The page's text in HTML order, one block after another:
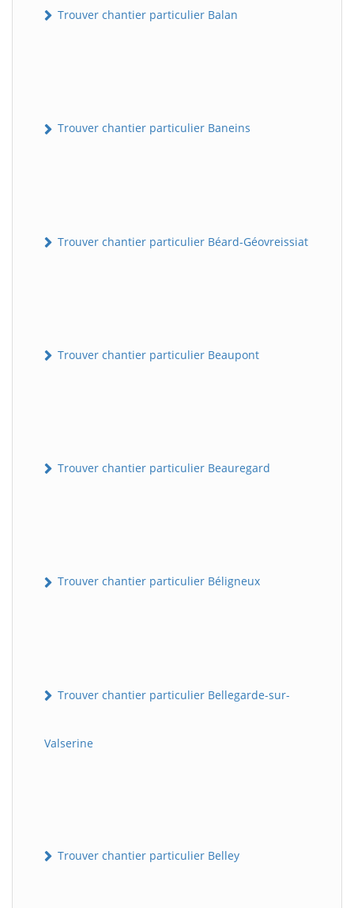
Trouver chantier particulier Balan
Trouver chantier particulier Baneins
Trouver chantier particulier Béard-Géovreissiat
Trouver chantier particulier Beaupont
Trouver chantier particulier Beauregard
Trouver chantier particulier Béligneux
Trouver chantier particulier Bellegarde-sur-
Valserine
Trouver chantier particulier Belley